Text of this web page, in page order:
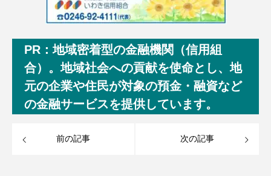
PR：地域密着型の金融機関（信用組
合）。地域社会への貢献を使命とし、地
元の企業や住民が対象の預金・融資など
の金融サービスを提供しています。
前の記事 次の記事